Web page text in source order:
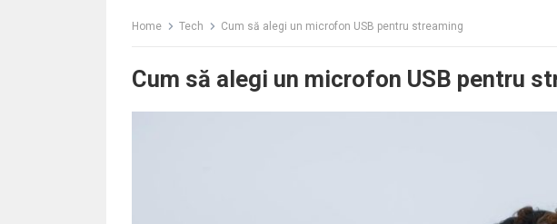
Home Tech Cum să alegi un microfon USB pentru streaming
Cum să alegi un microfon USB pentru